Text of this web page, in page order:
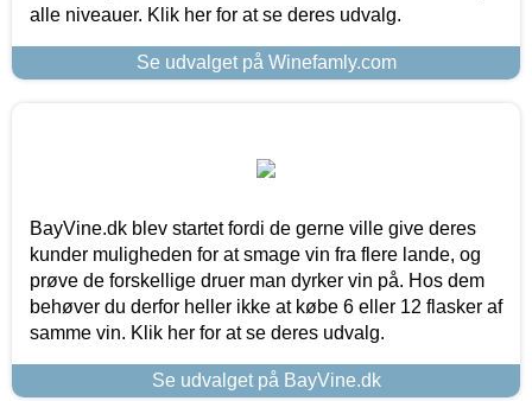
alle niveauer. Klik her for at se deres udvalg.
Se udvalget på Winefamly.com
BayVine.dk blev startet fordi de gerne ville give deres
kunder muligheden for at smage vin fra flere lande, og
prøve de forskellige druer man dyrker vin på. Hos dem
behøver du derfor heller ikke at købe 6 eller 12 flasker af
samme vin. Klik her for at se deres udvalg.
Se udvalget på BayVine.dk